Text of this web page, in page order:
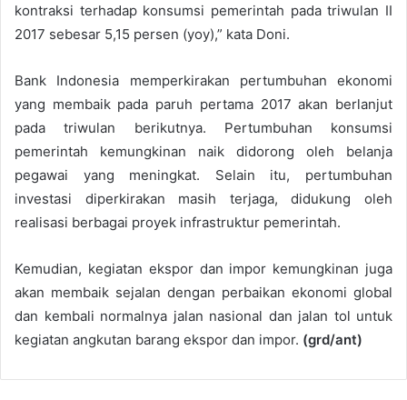
kontraksi terhadap konsumsi pemerintah pada triwulan II
2017 sebesar 5,15 persen (yoy),” kata Doni.
Bank Indonesia memperkirakan pertumbuhan ekonomi
yang membaik pada paruh pertama 2017 akan berlanjut
pada triwulan berikutnya. Pertumbuhan konsumsi
pemerintah kemungkinan naik didorong oleh belanja
pegawai yang meningkat. Selain itu, pertumbuhan
investasi diperkirakan masih terjaga, didukung oleh
realisasi berbagai proyek infrastruktur pemerintah.
Kemudian, kegiatan ekspor dan impor kemungkinan juga
akan membaik sejalan dengan perbaikan ekonomi global
dan kembali normalnya jalan nasional dan jalan tol untuk
kegiatan angkutan barang ekspor dan impor. (grd/ant)